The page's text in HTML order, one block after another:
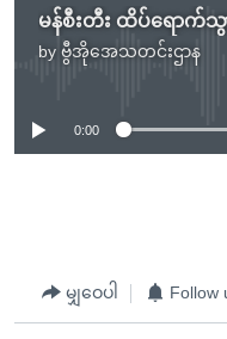
by ဗွီအိုအေသတင်းဌာန
No media
0:00
မျှဝေပါ Follow